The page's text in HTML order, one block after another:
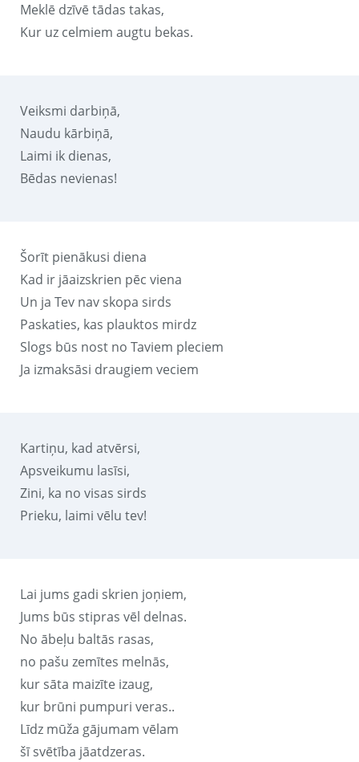
Meklē dzīvē tādas takas,
Kur uz celmiem augtu bekas.
Veiksmi darbiņā,
Naudu kārbiņā,
Laimi ik dienas,
Bēdas nevienas!
Šorīt pienākusi diena
Kad ir jāaizskrien pēc viena
Un ja Tev nav skopa sirds
Paskaties, kas plauktos mirdz
Slogs būs nost no Taviem pleciem
Ja izmaksāsi draugiem veciem
Kartiņu, kad atvērsi,
Apsveikumu lasīsi,
Zini, ka no visas sirds
Prieku, laimi vēlu tev!
Lai jums gadi skrien joņiem,
Jums būs stipras vēl delnas.
No ābeļu baltās rasas,
no pašu zemītes melnās,
kur sāta maizīte izaug,
kur brūni pumpuri veras..
Līdz mūža gājumam vēlam
šī svētība jāatdzeras.